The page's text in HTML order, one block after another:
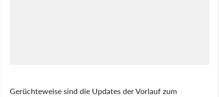
Gerüchteweise sind die Updates der Vorlauf zum